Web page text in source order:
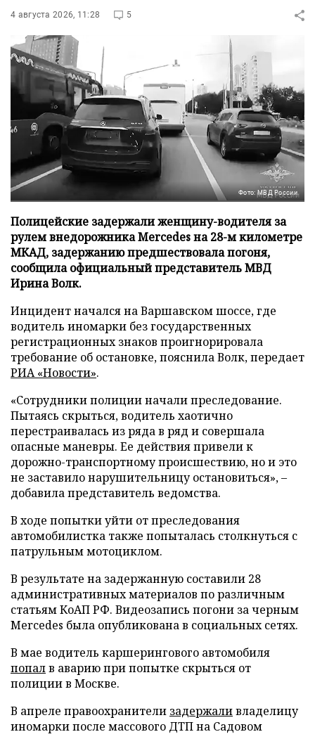
4 августа 2026, 11:28 5
Фото: МВД России
Полицейские задержали женщину-водителя за
рулем внедорожника Mercedes на 28-м километре
МКАД, задержанию предшествовала погоня,
сообщила официальный представитель МВД
Ирина Волк.
Инцидент начался на Варшавском шоссе, где
водитель иномарки без государственных
регистрационных знаков проигнорировала
требование об остановке, пояснила Волк, передает
РИА «Новости».
«Сотрудники полиции начали преследование.
Пытаясь скрыться, водитель хаотично
перестраивалась из ряда в ряд и совершала
опасные маневры. Ее действия привели к
дорожно-транспортному происшествию, но и это
не заставило нарушительницу остановиться», –
добавила представитель ведомства.
В ходе попытки уйти от преследования
автомобилистка также попыталась столкнуться с
патрульным мотоциклом.
В результате на задержанную составили 28
административных материалов по различным
статьям КоАП РФ. Видеозапись погони за черным
Mercedes была опубликована в социальных сетях.
В мае водитель каршерингового автомобиля
попалв аварию при попытке скрыться от
полиции в Москве.
В апреле правоохранители задержаливладелицу
иномарки после массового ДТП на Садовом